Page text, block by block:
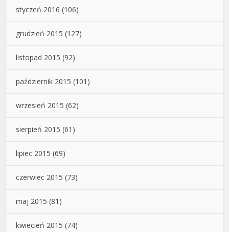
styczeń 2016 (106)
grudzień 2015 (127)
listopad 2015 (92)
październik 2015 (101)
wrzesień 2015 (62)
sierpień 2015 (61)
lipiec 2015 (69)
czerwiec 2015 (73)
maj 2015 (81)
kwiecień 2015 (74)